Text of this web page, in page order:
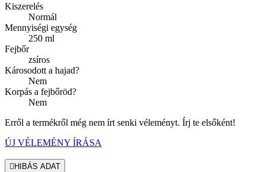
Kiszerelés
Normál
Mennyiségi egység
250 ml
Fejbőr
zsíros
Károsodott a hajad?
Nem
Korpás a fejbőröd?
Nem
Erről a termékről még nem írt senki véleményt. Írj te elsőként!
ÚJ VÉLEMÉNY ÍRÁSA
HIBÁS ADAT